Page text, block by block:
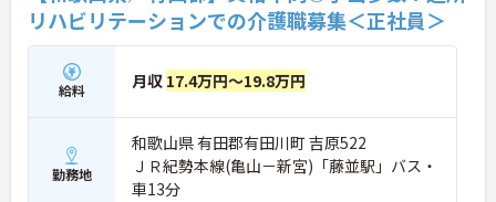
リハビリテーションでの介護職募集＜正社員＞
給料 月収 17.4万円～19.8万円
勤務地
和歌山県 有田郡有田川町 吉原522
ＪＲ紀勢本線(亀山－新宮)「藤並駅」バス・
車13分